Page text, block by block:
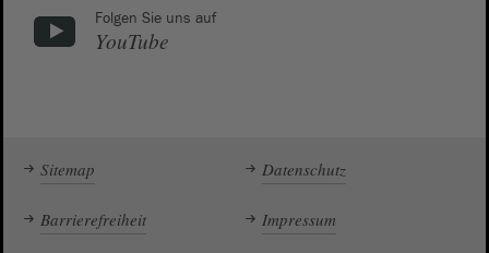
Folgen Sie uns auf
YouTube
Sitemap Datenschutz
Barrierefreiheit Impressum